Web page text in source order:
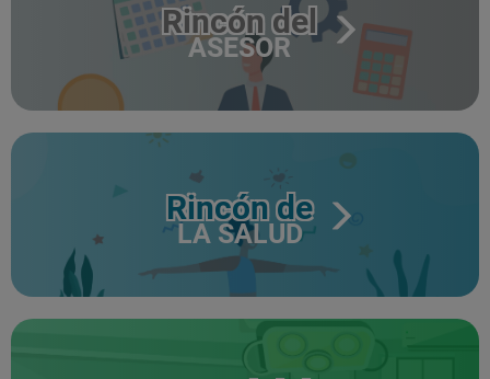
Rincón del
ASESOR
Rincón de
LA SALUD